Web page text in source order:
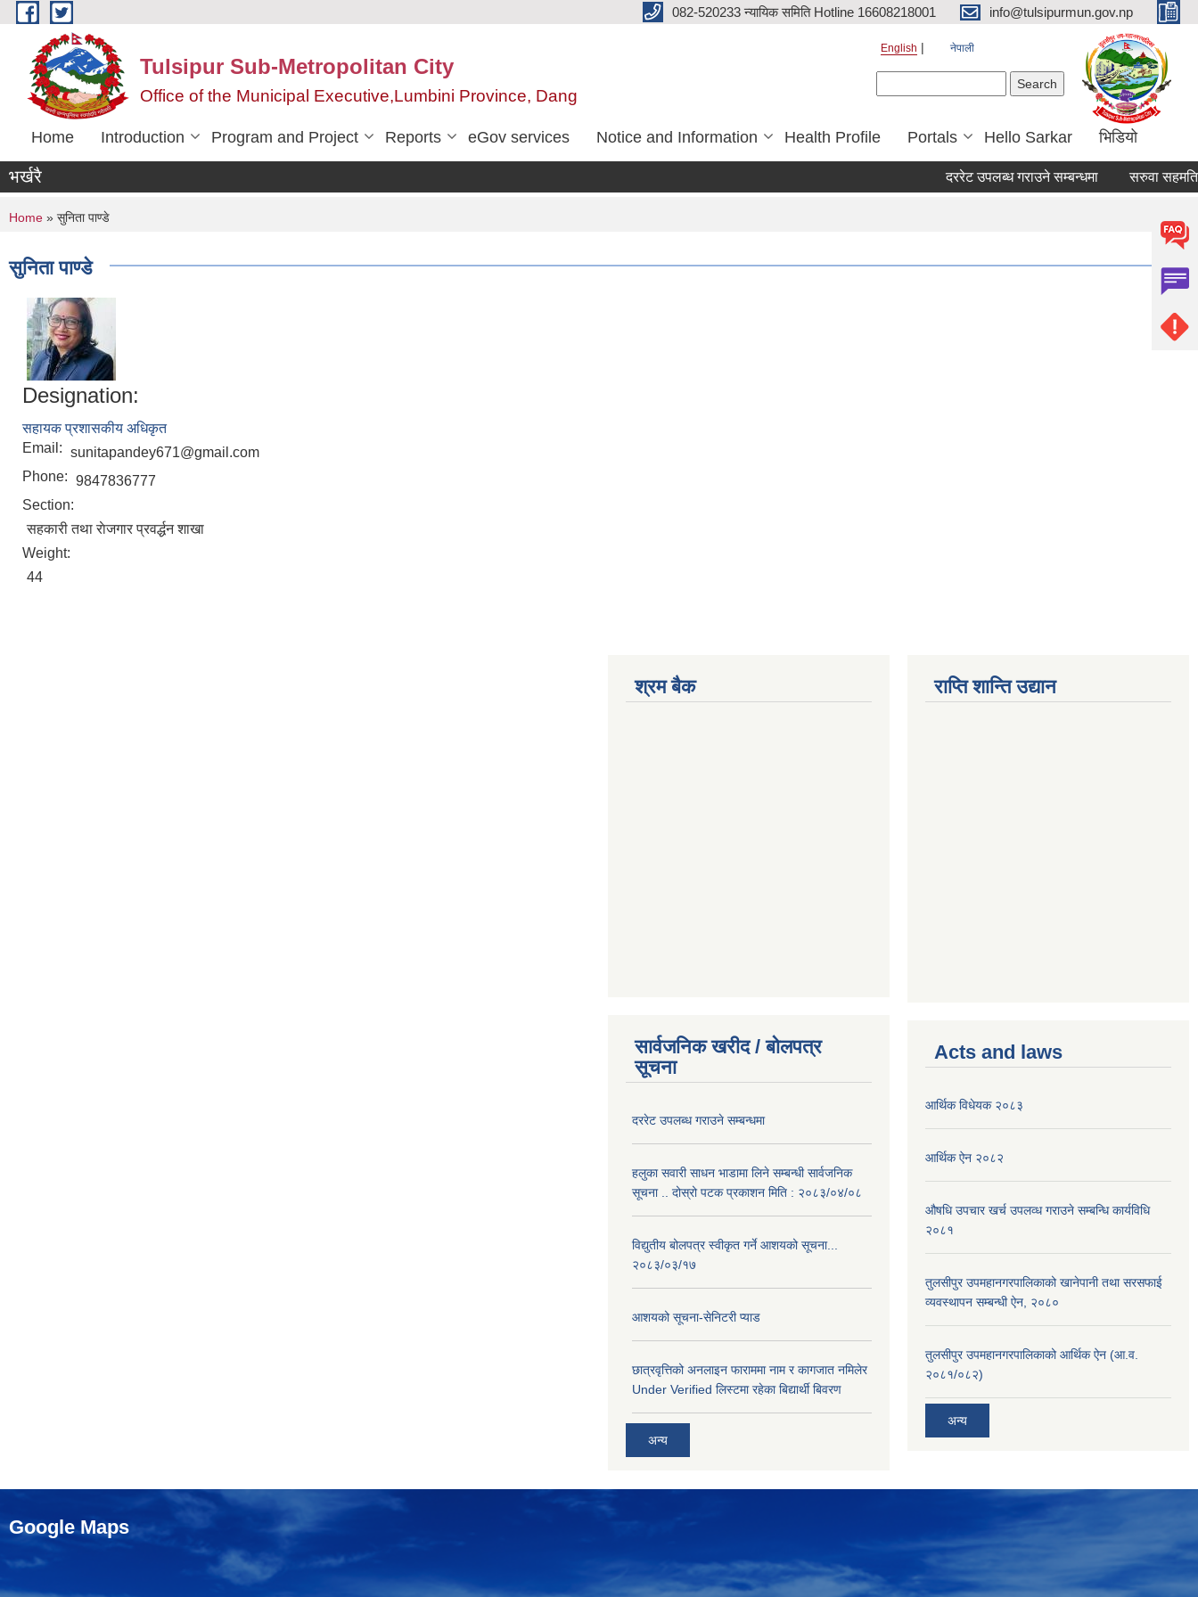
Skip to main content 082-520233 न्यायिक समिति Hotline 16608218001 info@tulsipurmun.gov.np
Tulsipur Sub-Metropolitan City
Office of the Municipal Executive,Lumbini Province, Dang
English नेपाली
Home Introduction Program and Project Reports eGov services Notice and Information Health Profile Portals Hello Sarkar भिडियो
भर्खरै दररेट उपलब्ध गराउने सम्बन्धमा सरुवा सहमतिका
You are here
Home » सुनिता पाण्डे
सुनिता पाण्डे
Designation:
सहायक प्रशासकीय अधिकृत
Email: sunitapandey671@gmail.com
Phone: 9847836777
Section:
सहकारी तथा राेजगार प्रवर्द्धन शाखा
Weight:
44
श्रम बैक
सार्वजनिक खरीद / बोलपत्र
सूचना
दररेट उपलब्ध गराउने सम्बन्धमा
हलुका सवारी साधन भाडामा लिने सम्बन्धी सार्वजनिक
सूचना .. दोस्रो पटक प्रकाशन मिति : २०८३/०४/०८
विद्युतीय बोलपत्र स्वीकृत गर्ने आशयको सूचना...
२०८३/०३/१७
आशयको सूचना-सेनिटरी प्याड
छात्रवृत्तिको अनलाइन फाराममा नाम र कागजात नमिलेर
Under Verified लिस्टमा रहेका बिद्यार्थी बिवरण
अन्य
राप्ति शान्ति उद्यान
Acts and laws
आर्थिक विधेयक २०८३
आर्थिक ऐन २०८२
औषधि उपचार खर्च उपलव्ध गराउने सम्बन्धि कार्यविधि
२०८१
तुलसीपुर उपमहानगरपालिकाको खानेपानी तथा सरसफाई
व्यवस्थापन सम्बन्धी ऐन, २०८०
तुलसीपुर उपमहानगरपालिकाको आर्थिक ऐन (आ.व.
२०८१/०८२)
अन्य
Google Maps